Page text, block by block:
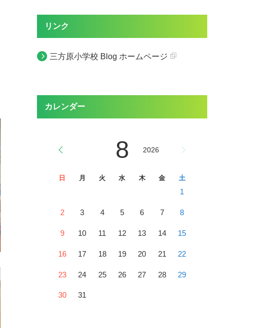
リンク
三方原小学校 Blog ホームページ
カレンダー
8 2026
日 月 火 水 木 金 土
1
2 3 4 5 6 7 8
9 10 11 12 13 14 15
16 17 18 19 20 21 22
23 24 25 26 27 28 29
30 31